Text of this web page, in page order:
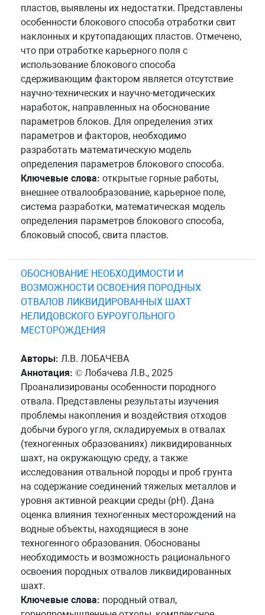
пластов, выявлены их недостатки. Представлены
особенности блокового способа отработки свит
наклонных и крутопадающих пластов. Отмечено,
что при отработке карьерного поля с
использование блокового способа
сдерживающим фактором является отсутствие
научно-технических и научно-методических
наработок, направленных на обоснование
параметров блоков. Для определения этих
параметров и факторов, необходимо
разработать математическую модель
определения параметров блокового способа.
Ключевые слова: открытые горные работы,
внешнее отвалообразование, карьерное поле,
система разработки, математическая модель
определения параметров блокового способа,
блоковый способ, свита пластов.
ОБОСНОВАНИЕ НЕОБХОДИМОСТИ И
ВОЗМОЖНОСТИ ОСВОЕНИЯ ПОРОДНЫХ
ОТВАЛОВ ЛИКВИДИРОВАННЫХ ШАХТ
НЕЛИДОВСКОГО БУРОУГОЛЬНОГО
МЕСТОРОЖДЕНИЯ
Авторы: Л.В. ЛОБАЧЕВА
Аннотация: © Лобачева Л.В., 2025
Проанализированы особенности породного
отвала. Представлены результаты изучения
проблемы накопления и воздействия отходов
добычи бурого угля, складируемых в отвалах
(техногенных образованиях) ликвидированных
шахт, на окружающую среду, а также
исследования отвальной породы и проб грунта
на содержание соединений тяжелых металлов и
уровня активной реакции среды (рН). Дана
оценка влияния техногенных месторождений на
водные объекты, находящиеся в зоне
техногенного образования. Обоснованы
необходимость и возможность рационального
освоения породных отвалов ликвидированных
шахт.
Ключевые слова: породный отвал,